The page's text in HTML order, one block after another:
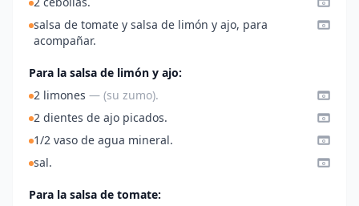
salsa de tomate y salsa de limón y ajo, para
acompañar.
Para la salsa de limón y ajo:
2 limones — (su zumo).
2 dientes de ajo picados.
1/2 vaso de agua mineral.
sal.
Para la salsa de tomate: